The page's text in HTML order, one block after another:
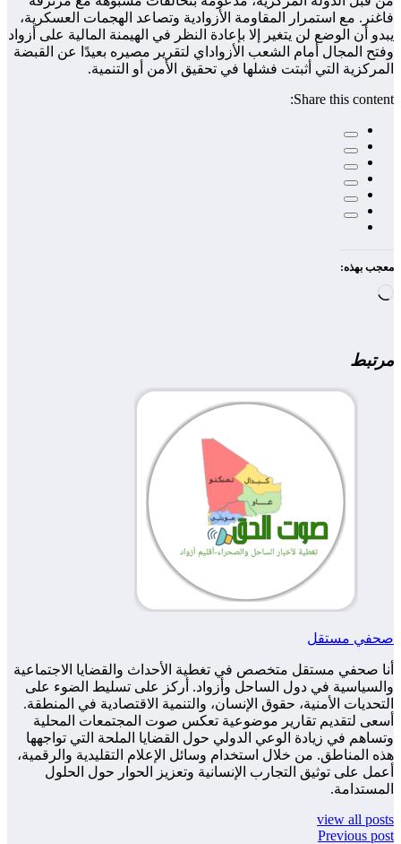
فاغنر. مع استمرار المقاومة الأزوادية وتصاعد الهجمات العسكرية،
يبدو أن الوضع لن يتغير إلا بإعادة النظر في الهيمنة المالية على أزواد
وفتح المجال أمام الشعب الأزواداي لتقرير مصيره بعيدًا عن القبضة
المركزية التي أثبتت فشلها في تحقيق الأمن أو التنمية.
Share this content:
معجب بهذه:
جاري
مرتبط
صحفي مستقل
أنا صحفي مستقل متخصص في تغطية الأحداث والقضايا الاجتماعية
والسياسية في دول الساحل وأزواد. أركز على تسليط الضوء على
التحديات الأمنية، حقوق الإنسان، والتنمية الاقتصادية في المنطقة.
أسعى لتقديم تقارير موضوعية تعكس صوت المجتمعات المحلية
وتساهم في زيادة الوعي الدولي حول القضايا الملحة التي تواجهها
هذه المناطق. من خلال استخدام وسائل الإعلام التقليدية والرقمية،
أعمل على توثيق التجارب الإنسانية وتعزيز الحوار حول الحلول
المستدامة.
view all posts
Previous post